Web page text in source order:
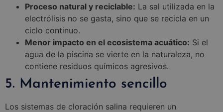
Proceso natural y reciclable: La sal utilizada en la
electrólisis no se gasta, sino que se recicla en un
ciclo continuo.
Menor impacto en el ecosistema acuático: Si el
agua de la piscina se vierte en la naturaleza, no
contiene residuos químicos agresivos.
5. Mantenimiento sencillo
Los sistemas de cloración salina requieren un